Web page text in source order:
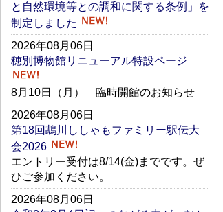
と自然環境等との調和に関する条例」を
制定しました
2026年08月06日
穂別博物館リニューアル特設ページ
8月10日（月） 臨時開館のお知らせ
2026年08月06日
第18回鵡川ししゃもファミリー駅伝大
会2026
エントリー受付は8/14(金)までです。ぜ
ひご参加ください。
2026年08月06日